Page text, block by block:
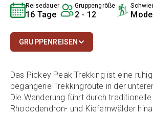
Reisedauer
16 Tage
Gruppengröße
2 - 12
GRUPPENREISEN
Das Pickey Peak Trekking ist eine
begangene Trekkingroute in der
Die Wanderung führt durch traditionelle
Rhododendron- und Kiefernwälder